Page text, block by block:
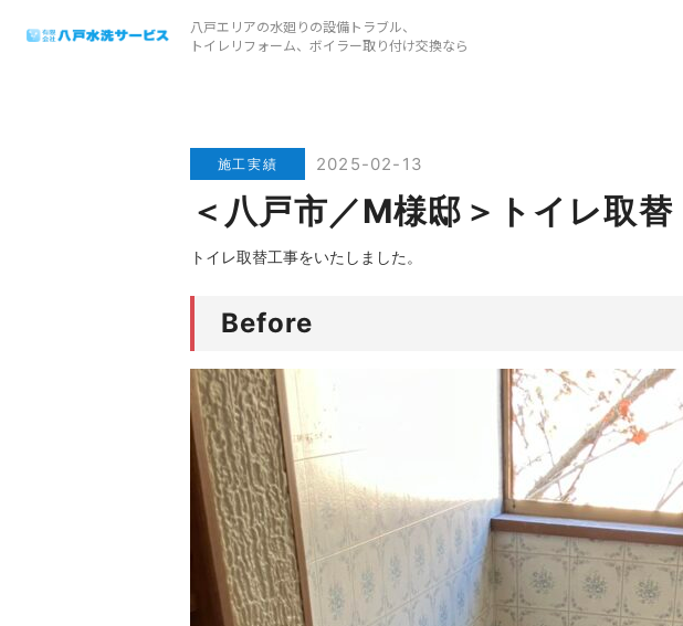
八戸エリアの水廻りの設備トラブル、
トイレリフォーム、ボイラー取り付け交換なら
施工実績 2025-02-13
＜八戸市／M様邸＞トイレ取替
トイレ取替工事をいたしました。
Before